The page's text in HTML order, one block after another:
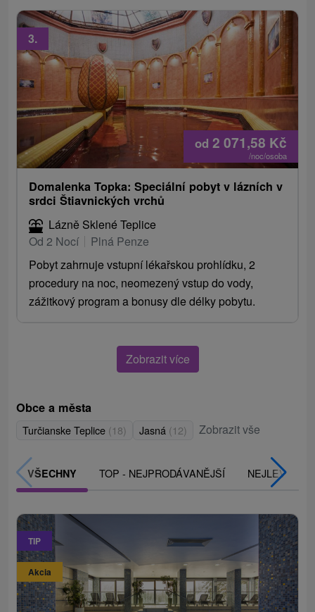
od 2 071,58 Kč
/noc/osoba
3.
Domalenka Topka: Speciální pobyt v lázních v
srdci Štiavnických vrchů
Lázně Sklené Teplice
Od 2 Nocí
Plná Penze
Pobyt zahrnuje vstupní lékařskou prohlídku, 2
procedury na noc, neomezený vstup do vody,
zážitkový program a bonusy dle délky pobytu.
Zobrazit více
Obce a města
Turčianske Teplice (18) Jasná (12) Zobrazit vše
VŠECHNY TOP - NEJPRODÁVANĚJŠÍ NEJLEVNĚJŠÍ
TIP
Akcia